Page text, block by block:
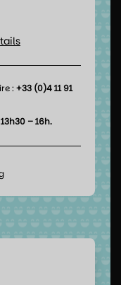
: +33 (0)4 11 91
13h30 – 16h.